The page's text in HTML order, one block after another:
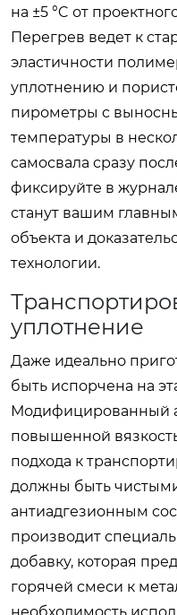
на ±5 °C от
Перегрев ведет к
эластичности
уплотнению и
пирометры с
температуры в
самосвала сразу
фиксируйте в
станут вашим
объекта и
технологии.
уплотнение
Даже идеально
быть испорчена на
Модифицированный
повышенной
подхода к
должны быть
антиадгезионным
производит
добавку, которая
горячей смеси к
необходимость